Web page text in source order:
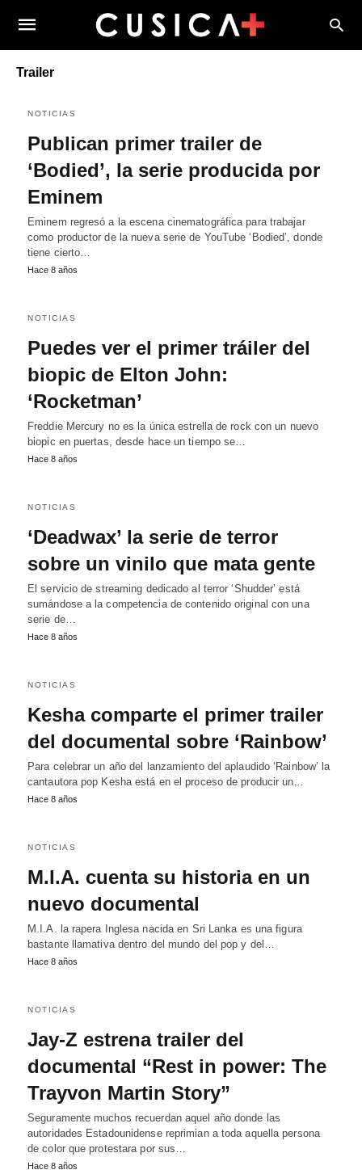
Trailer
NOTICIAS
Publican primer trailer de
‘Bodied’, la serie producida por
Eminem
Eminem regresó a la escena cinematográfica para trabajar
como productor de la nueva serie de YouTube ‘Bodied’, donde
tiene cierto…
Hace 8 años
NOTICIAS
Puedes ver el primer tráiler del
biopic de Elton John:
‘Rocketman’
Freddie Mercury no es la única estrella de rock con un nuevo
biopic en puertas, desde hace un tiempo se…
Hace 8 años
NOTICIAS
‘Deadwax’ la serie de terror
sobre un vinilo que mata gente
El servicio de streaming dedicado al terror ‘Shudder’ está
sumándose a la competencia de contenido original con una
serie de…
Hace 8 años
NOTICIAS
Kesha comparte el primer trailer
del documental sobre ‘Rainbow’
Para celebrar un año del lanzamiento del aplaudido ‘Rainbow’ la
cantautora pop Kesha está en el proceso de producir un…
Hace 8 años
NOTICIAS
M.I.A. cuenta su historia en un
nuevo documental
M.I.A. la rapera Inglesa nacida en Sri Lanka es una figura
bastante llamativa dentro del mundo del pop y del…
Hace 8 años
NOTICIAS
Jay-Z estrena trailer del
documental “Rest in power: The
Trayvon Martin Story”
Seguramente muchos recuerdan aquel año donde las
autoridades Estadounidense reprimian a toda aquella persona
de color que protestara por sus…
Hace 8 años